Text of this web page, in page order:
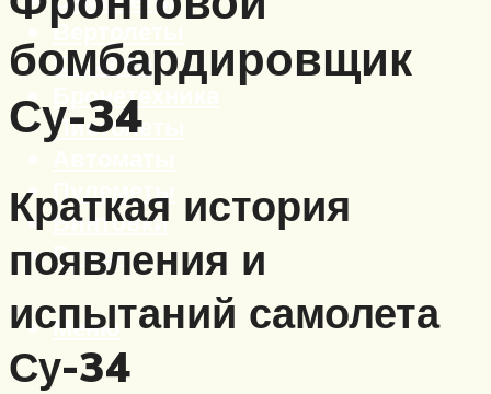
Вертолеты
Корабли
Бронетехника
Пистолеты
Пулеметы
Винтовки
Ружья
Меню
бомбардировщик
Су-34
Краткая история
появления и
испытаний самолета
Су-34